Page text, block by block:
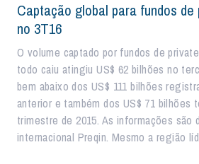
Captação global para fundos
no 3T16
O volume captado por fundos de
todo caiu atingiu US$ 62 bilhões no
bem abaixo dos US$ 111 bilhões
anterior e também dos US$ 71 bilhões
trimestre de 2015. As informações são
internacional Preqin. Mesmo a região